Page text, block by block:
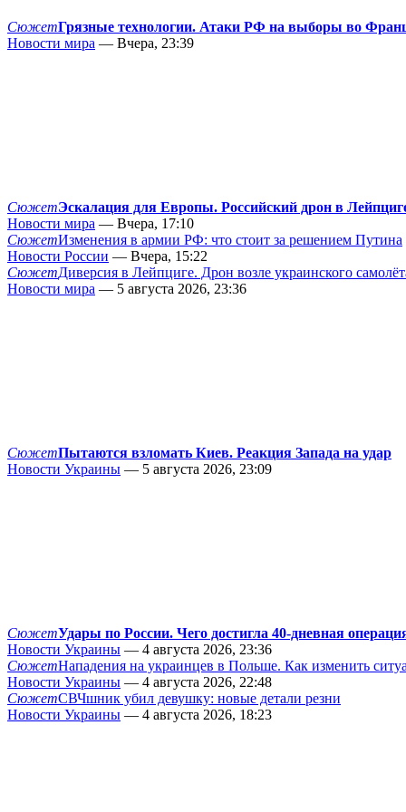
СюжетГрязные технологии. Атаки РФ на выборы во
Новости мира — Вчера, 23:39
СюжетЭскалация для Европы. Российский дрон в
Новости мира — Вчера, 17:10
СюжетИзменения в армии РФ: что стоит за решением Путина
Новости России — Вчера, 15:22
СюжетДиверсия в Лейпциге. Дрон возле украинского
Новости мира — 5 августа 2026, 23:36
СюжетПытаются взломать Киев. Реакция Запада на удар
Новости Украины — 5 августа 2026, 23:09
СюжетУдары по России. Чего достигла 40-дневная
Новости Украины — 4 августа 2026, 23:36
СюжетНападения на украинцев в Польше. Как изменить
Новости Украины — 4 августа 2026, 22:48
СюжетСВЧшник убил девушку: новые детали резни
Новости Украины — 4 августа 2026, 18:23